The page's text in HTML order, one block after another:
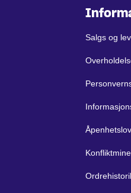
Salgs og